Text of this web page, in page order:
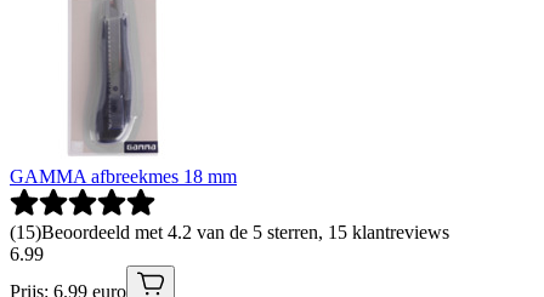
GAMMA afbreekmes 18 mm
(15)Beoordeeld met 4.2 van de 5 sterren, 15 klantreviews
6.99
Prijs: 6.99 euro